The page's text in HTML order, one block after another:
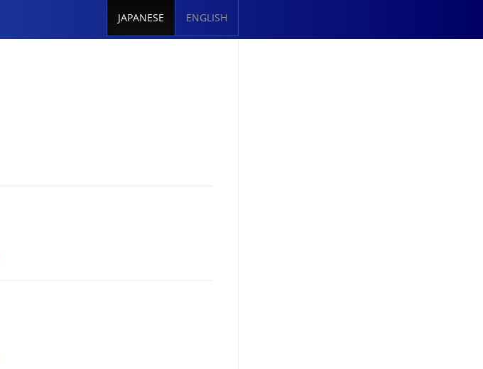
JAPANESE ENGLISH